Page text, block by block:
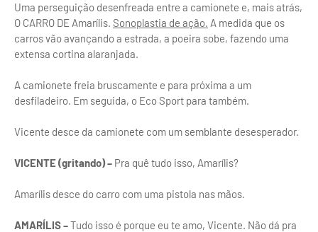
Uma perseguição desenfreada entre a camionete e, mais atrás,
O CARRO DE Amarílis. Sonoplastia de ação. A medida que os
carros vão avançando a estrada, a poeira sobe, fazendo uma
extensa cortina alaranjada.
A camionete freia bruscamente e para próxima a um
desfiladeiro. Em seguida, o Eco Sport para também.
Vicente desce da camionete com um semblante desesperador.
VICENTE (gritando) – Pra quê tudo isso, Amarílis?
Amarílis desce do carro com uma pistola nas mãos.
AMARÍLIS –Tudo isso é porque eu te amo, Vicente. Não dá pra